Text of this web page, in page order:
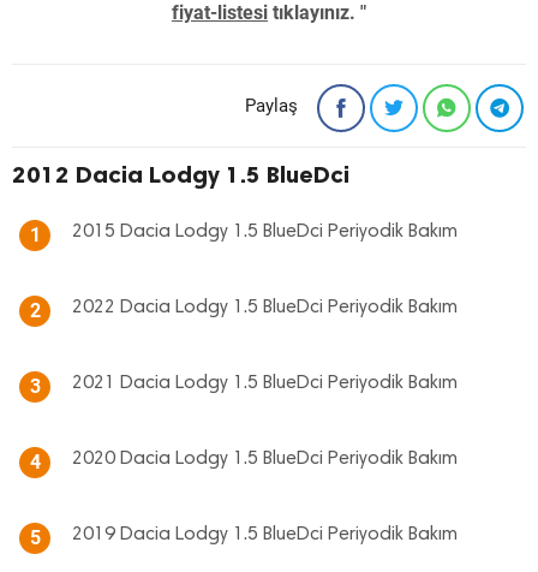
fiyat-listesi tıklayınız. "
Paylaş
2012 Dacia Lodgy 1.5 BlueDci
1 2015 Dacia Lodgy 1.5 BlueDci Periyodik Bakım
2 2022 Dacia Lodgy 1.5 BlueDci Periyodik Bakım
3 2021 Dacia Lodgy 1.5 BlueDci Periyodik Bakım
4 2020 Dacia Lodgy 1.5 BlueDci Periyodik Bakım
5 2019 Dacia Lodgy 1.5 BlueDci Periyodik Bakım